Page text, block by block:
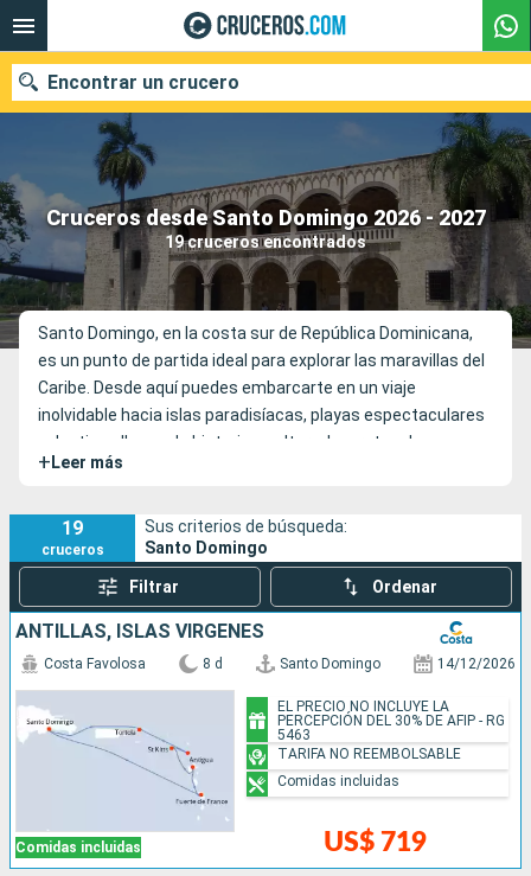
Cruceros desde Santo Domingo 2026 - 2027
19 cruceros encontrados
Encontrar un crucero
Nuestros destinos
Fecha de salida
Puertos Compañías
Buscar
Santo Domingo, en la costa sur de República Dominicana,
es un punto de partida ideal para explorar las maravillas del
Caribe. Desde aquí puedes embarcarte en un viaje
inolvidable hacia islas paradisíacas, playas espectaculares
y destinos llenos de historia y cultura. Las rutas de
cruceros que parten de la capital dominicana suelen incluir
Ríos en Jamaica o incluso el cruce del emblemático Canal
de Panamá. Antes de zarpar, aprovecha para explorar la
cautivadora ciudad de Santo Domingo. Su centro histórico,
conocido como la Zona Colonial, es Patrimonio de la
Humanidad por la UNESCO y alberga la Catedral Primada de
América, la más antigua del continente, además del Alcázar
de Colón, hogar del hijo de Cristóbal Colón. Pasea por sus
calles empedradas, admira su arquitectura colonial y
disfruta de sus cafés, tiendas locales y restaurantes llenos
de sabor caribeño.
+ Leer más
19
cruceros
Sus criterios de búsqueda:
Santo Domingo
Filtrar Ordenar
ANTILLAS, ISLAS VÍRGENES
Comidas incluidas
Costa Favolosa 8 d Santo Domingo 14/12/2026
US$ 719
EL PRECIO NO INCLUYE LA
PERCEPCIÓN DEL 30% DE AFIP - RG
5463
TARIFA NO REEMBOLSABLE
Comidas incluidas